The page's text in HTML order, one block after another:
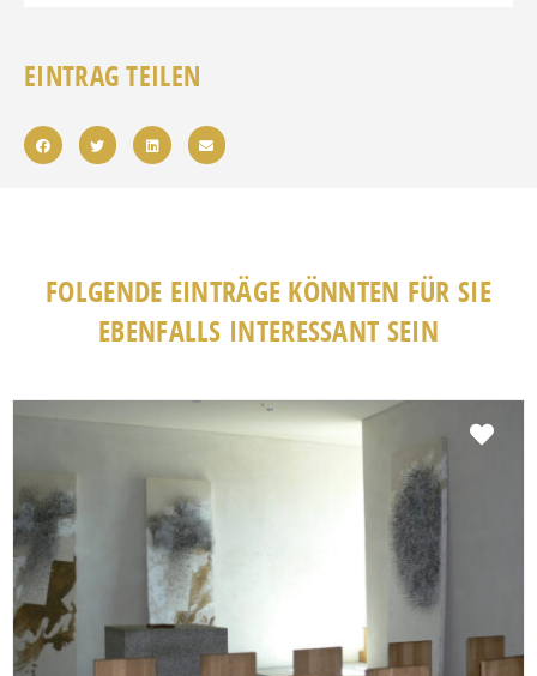
EINTRAG TEILEN
FOLGENDE EINTRÄGE KÖNNTEN FÜR SIE
EBENFALLS INTERESSANT SEIN